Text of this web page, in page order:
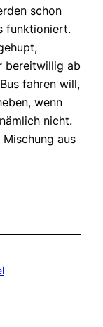
schon
funktioniert.
bereitwillig ab
fahren will,
wenn
nicht.
aus